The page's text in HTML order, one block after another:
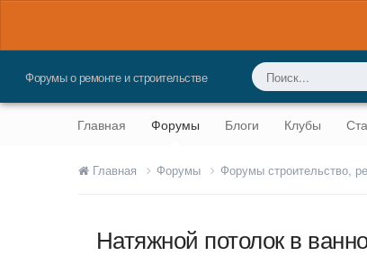
Форумы о ремонте и строительстве
Главная Форумы Блоги Клубы
Главная Форумы Форумы строительство,
Натяжной потолок в